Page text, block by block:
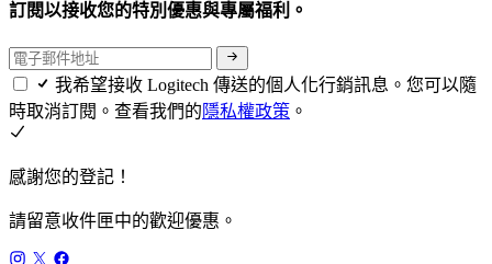
訂閱以接收您的特別優惠與專屬福利。
我希望接收 Logitech 傳送的個人化行銷訊息。您可以隨
時取消訂閱。查看我們的隱私權政策 。
感謝您的登記！
請留意收件匣中的歡迎優惠。